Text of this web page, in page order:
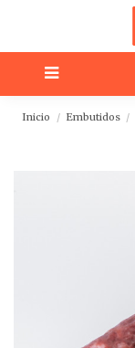
Inicio Embutidos